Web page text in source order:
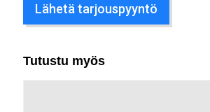
Lähetä tarjouspyyntö
Tutustu myös